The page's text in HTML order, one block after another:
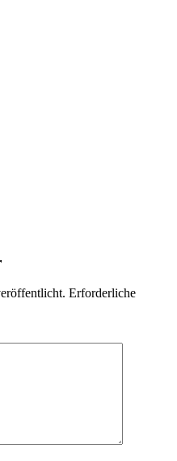
Erforderliche